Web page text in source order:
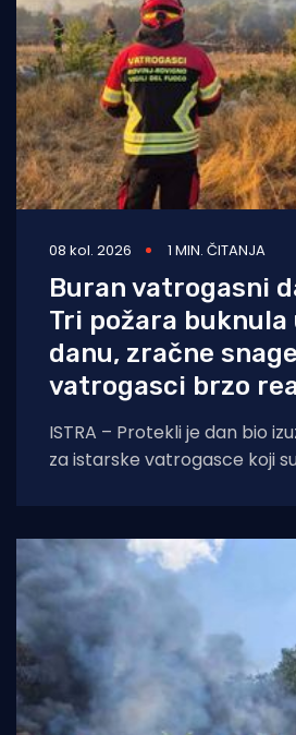
08 kol. 2026 1 MIN. ČITANJA
Buran vatrogasni
Tri požara buknula
danu, zračne
vatrogasci brzo
ISTRA – Protekli je dan bio
za istarske vatrogasce koji